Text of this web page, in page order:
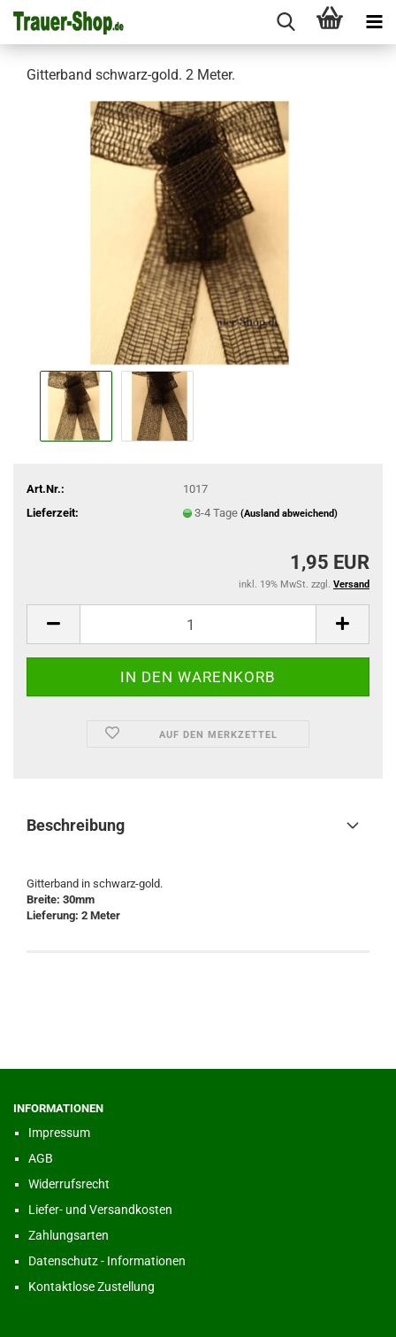
Gitterband schwarz-gold. 2 Meter.
Art.Nr.:
1017
Lieferzeit:
3-4 Tage (Ausland abweichend)
1,95 EUR
inkl. 19% MwSt. zzgl. Versand
AUF DEN MERKZETTEL
Beschreibung
Gitterband in schwarz-gold.
Breite: 30mm
Lieferung: 2 Meter
INFORMATIONEN
Impressum
AGB
Widerrufsrecht
Liefer- und Versandkosten
Zahlungsarten
Datenschutz - Informationen
Kontaktlose Zustellung